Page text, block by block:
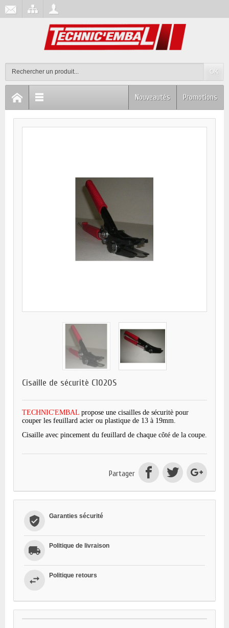
OK
Promotions
Nouveautés
Cisaille de sécuritè C1020S
TECHNIC'EMBAL propose une cisailles de sécuritè pour
couper les feuillard acier ou plastique de 13 à 19mm.
Cisaille avec pincement du feuillard de chaque côté de la coupe.
Partager
Garanties sécurité
Politique de livraison
Politique retours